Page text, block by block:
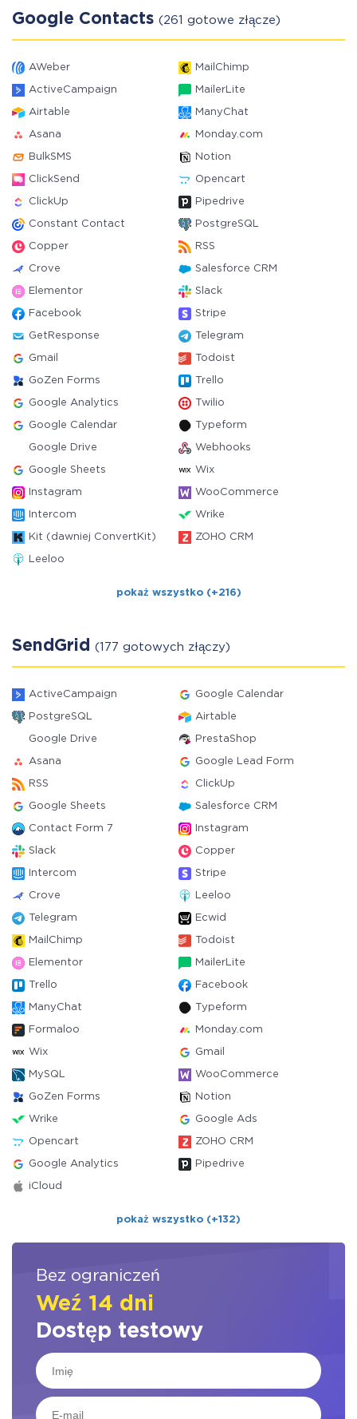
Google Contacts (261 gotowe złącze)
AWeber MailChimp
ActiveCampaign MailerLite
Airtable ManyChat
Asana Monday.com
BulkSMS Notion
ClickSend Opencart
ClickUp Pipedrive
Constant Contact PostgreSQL
Copper RSS
Crove Salesforce CRM
Elementor Slack
Facebook Stripe
GetResponse Telegram
Gmail Todoist
GoZen Forms Trello
Google Analytics Twilio
Google Calendar Typeform
Google Drive Webhooks
Google Sheets Wix
Instagram WooCommerce
Intercom Wrike
Kit (dawniej ConvertKit) ZOHO CRM
Leeloo
pokaż wszystko (+216)
SendGrid (177 gotowych złączy)
ActiveCampaign Google Calendar
PostgreSQL Airtable
Google Drive PrestaShop
Asana Google Lead Form
RSS ClickUp
Google Sheets Salesforce CRM
Contact Form 7 Instagram
Slack Copper
Intercom Stripe
Crove Leeloo
Telegram Ecwid
MailChimp Todoist
Elementor MailerLite
Trello Facebook
ManyChat Typeform
Formaloo Monday.com
Wix Gmail
MySQL WooCommerce
GoZen Forms Notion
Wrike Google Ads
Opencart ZOHO CRM
Google Analytics Pipedrive
iCloud
pokaż wszystko (+132)
Bez ograniczeń
Weź 14 dni
Dostęp testowy